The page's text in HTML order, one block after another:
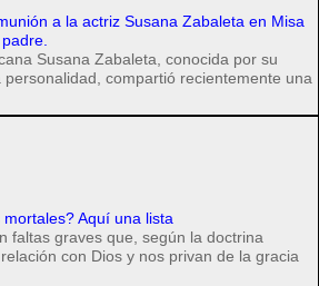
a la actriz Susana Zabaleta en Misa
Susana Zabaleta, conocida por su
compartió recientemente una
Aquí una lista
faltas graves que, según la doctrina
con Dios y nos privan de la gracia